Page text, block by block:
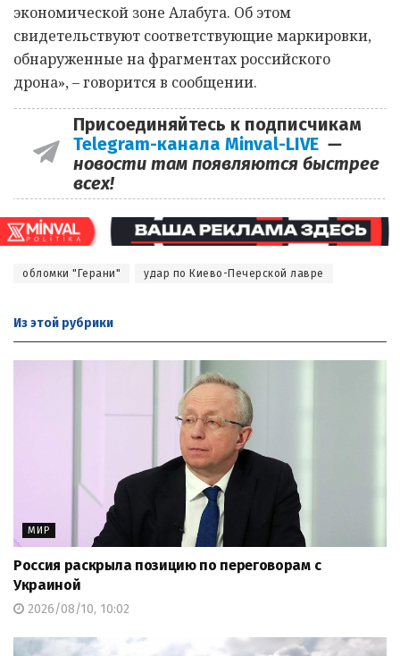
экономической зоне Алабуга. Об этом
свидетельствуют соответствующие маркировки,
обнаруженные на фрагментах российского
дрона», – говорится в сообщении.
Присоединяйтесь к подписчикам
Telegram-канала Minval-LIVE —
новости там появляются быстрее
всех!
обломки "Герани" удар по Киево-Печерской лавре
Из этой рубрики
МИР
Россия раскрыла позицию по переговорам с
Украиной
2026/08/10, 10:02